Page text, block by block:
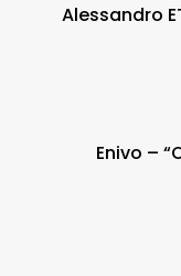
Alessandro
Enivo –